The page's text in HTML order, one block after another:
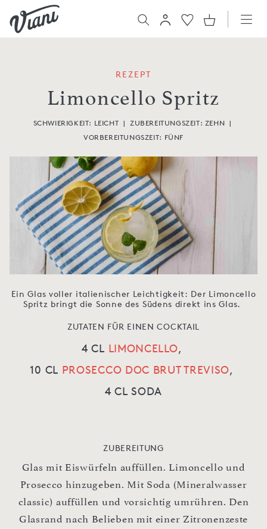
REZEPT
Limoncello Spritz
SCHWIERIGKEIT: LEICHT | ZUBEREITUNGSZEIT: ZEHN |
VORBEREITUNGSZEIT: FÜNF
Ein Glas voller italienischer Leichtigkeit: Der Limoncello
Spritz bringt die Sonne des Südens direkt ins Glas.
ZUTATEN FÜR EINEN COCKTAIL
4 CL LIMONCELLO,
10 CL PROSECCO DOC BRUT TREVISO,
4 CL SODA
ZUBEREITUNG
Glas mit Eiswürfeln auffüllen. Limoncello und
Prosecco hinzugeben. Mit Soda (Mineralwasser
classic) auffüllen und vorsichtig umrühren. Den
Glasrand nach Belieben mit einer Zitronenzeste